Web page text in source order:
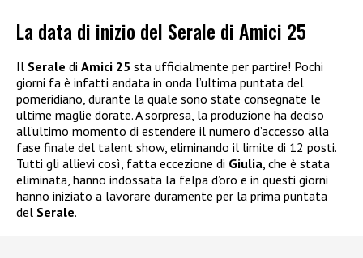
La data di inizio del Serale di Amici 25
Il Serale di Amici 25 sta ufficialmente per partire! Pochi
giorni fa è infatti andata in onda l’ultima puntata del
pomeridiano, durante la quale sono state consegnate le
ultime maglie dorate. A sorpresa, la produzione ha deciso
all’ultimo momento di estendere il numero d’accesso alla
fase finale del talent show, eliminando il limite di 12 posti.
Tutti gli allievi così, fatta eccezione di Giulia, che è stata
eliminata, hanno indossata la felpa d’oro e in questi giorni
hanno iniziato a lavorare duramente per la prima puntata
del Serale.